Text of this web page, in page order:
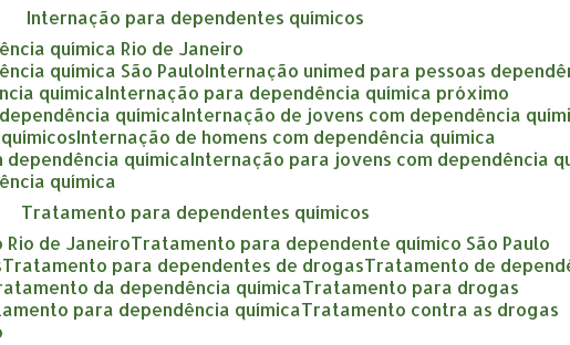
internação para dependentes químicos
química Rio de Janeiro
química São Paulo internação unimed para pessoas
química internação para dependência química próximo
química internação de jovens com dependência
internação de homens com dependência química
dependência química internação para jovens com dependência
química
tratamento para dependentes químicos
de Janeiro
tratamento para dependente químico São Paulo
tratamento para dependentes de drogas
tratamento de
da dependência química
tratamento para drogas
para dependência química
tratamento contra as drogas